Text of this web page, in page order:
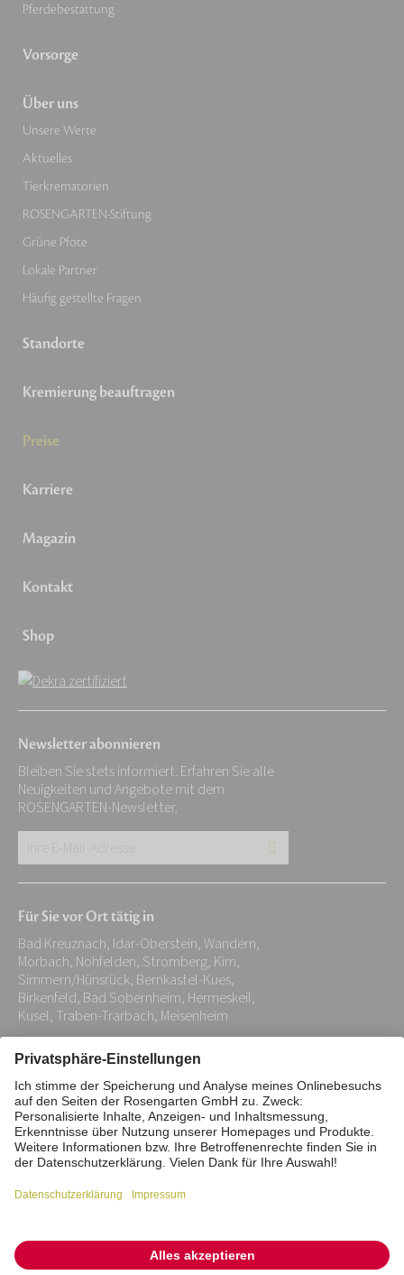
Pferdebestattung
Vorsorge
Über uns
Unsere Werte
Aktuelles
Tierkrematorien
ROSENGARTEN-Stiftung
Grüne Pfote
Lokale Partner
Häufig gestellte Fragen
Standorte
Kremierung beauftragen
Preise
Karriere
Magazin
Kontakt
Shop
Newsletter abonnieren
Bleiben Sie stets informiert. Erfahren Sie alle
Neuigkeiten und Angebote mit dem
ROSENGARTEN-Newsletter.
Adresse:
*
Für Sie vor Ort tätig in
Bad Kreuznach, Idar-Oberstein, Wandern,
Morbach, Nohfelden, Stromberg, Kirn,
Simmern/Hünsrück, Bernkastel-Kues,
Birkenfeld, Bad Sobernheim, Hermeskeil,
Kusel, Traben-Trarbach, Meisenheim
Impressum Datenschutz
Stiftung
Interne Meldestelle
Zahlungsmittel
Barrierefreiheitserklärung
Vertrag widerrufen